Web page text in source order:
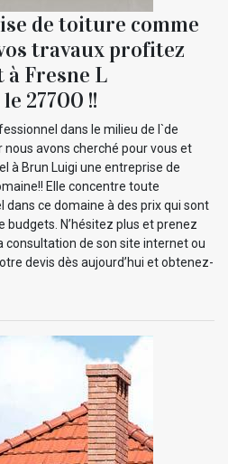
de toiture comme
travaux profitez
à Fresne L
27700 !!
dans le milieu de l`de
avons cherché pour vous et
à Brun Luigi une entreprise de
Elle concentre toute
dans ce domaine à des prix qui sont
budgets. N’hésitez plus et prenez
consultation de son site internet ou
devis dès aujourd’hui et obtenez-